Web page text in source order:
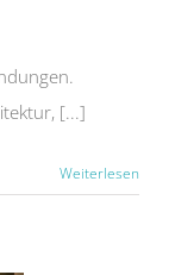
[...]
Weiterlesen